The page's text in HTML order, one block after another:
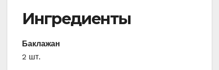
Ингредиенты
Баклажан
2 шт.